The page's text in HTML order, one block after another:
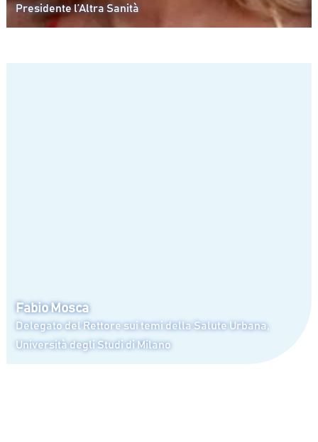
Presidente l’Altra Sanità
Fabio Mosca
Delegato del Rettore sui temi della Salute Urbana,
Università degli Studi di Milano